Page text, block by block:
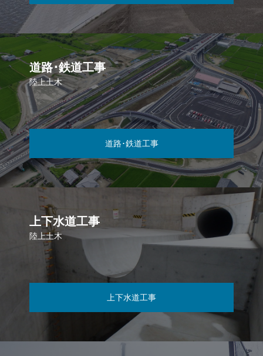
道路･鉄道工事
陸上土木
道路･鉄道工事
上下水道工事
陸上土木
上下水道工事